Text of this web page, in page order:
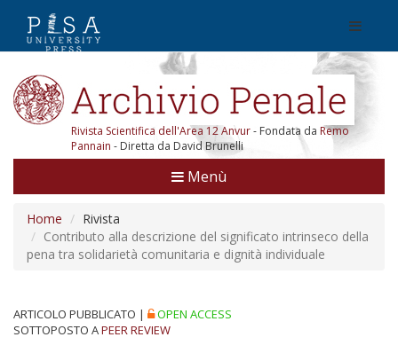
Rivista Scientifica dell'Area 12 Anvur- Fondata da Remo
Pannain - Diretta da David Brunelli
Menù
Home
Rivista
Contributo alla descrizione del significato intrinseco della
pena tra solidarietà comunitaria e dignità individuale
ARTICOLO PUBBLICATO |
OPEN ACCESS
SOTTOPOSTO APEER REVIEW